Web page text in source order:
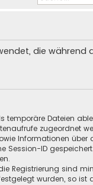
die während
temporäre Dateien
zugeordnet
Informationen über
ID
Registrierung sind
wurden, so ist